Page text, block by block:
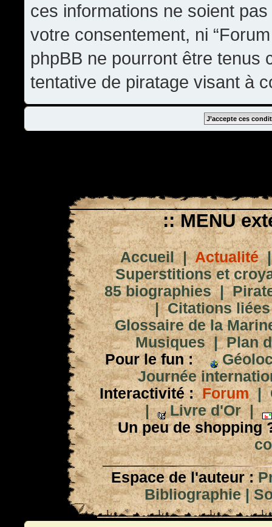
ces informations ne soient
votre consentement, ni
phpBB ne pourront être tenus
tentative de piratage visant à
:: MENU
Accueil|Actualité
Superstitions et
85 biographies|
|Citations
Glossaire de la
Musiques|Plan
Pour le fun :
Journée
Interactivité : Forum|
|
Livre d'Or|
Un peu de shopping
Espace de l'auteur :
Bibliographie|